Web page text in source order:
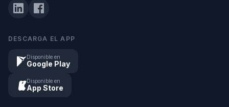
DESCARGA EL APP
Disponible en
Google Play
Disponible en
App Store